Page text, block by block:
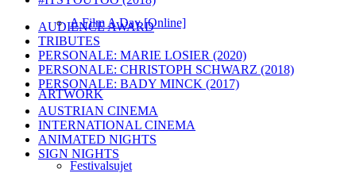
A Film A Day [Online]
ARTWORK
Festivalsujet
AUDIENCE AWARD
TRIBUTES
PERSONALE: MARIE LOSIER (2020)
PERSONALE: CHRISTOPH SCHWARZ (2018)
PERSONALE: BADY MINCK (2017)
AUSTRIAN CINEMA
INTERNATIONAL CINEMA
ANIMATED NIGHTS
SIGN NIGHTS